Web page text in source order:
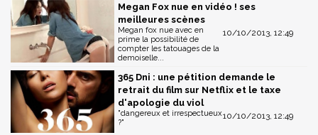
Megan Fox nue en vidéo ! ses
meilleures scènes
10/10/2013, 12:49
Megan fox nue avec en
prime la possibilité de
compter les tatouages de la
demoiselle...
365 Dni : une pétition demande le
retrait du film sur Netflix et le taxe
d'apologie du viol
10/10/2013, 12:49
"dangereux et irrespectueux
?"